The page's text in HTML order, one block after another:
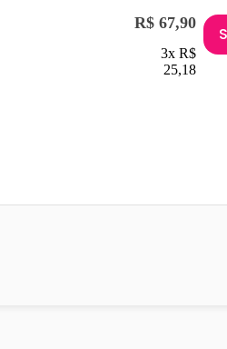
R$ 67,90
3x R$
25,18